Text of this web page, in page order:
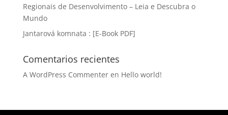
Regionais de Desenvolvimento – Leia e Descubra o
Mundo
Jantarová komnata : [E-Book PDF]
Comentarios recientes
A WordPress Commenteren Hello world!